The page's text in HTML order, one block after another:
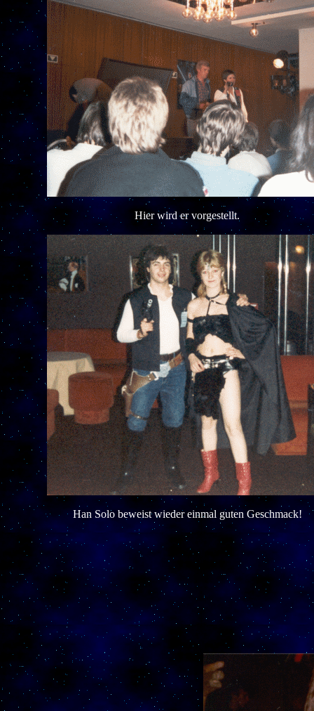
Hier wird er vorgestellt.
Han Solo beweist wieder einmal guten Geschmack!